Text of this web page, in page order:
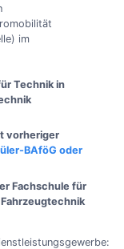
im
Technik in
vorheriger
BAföG oder
Fachschule für